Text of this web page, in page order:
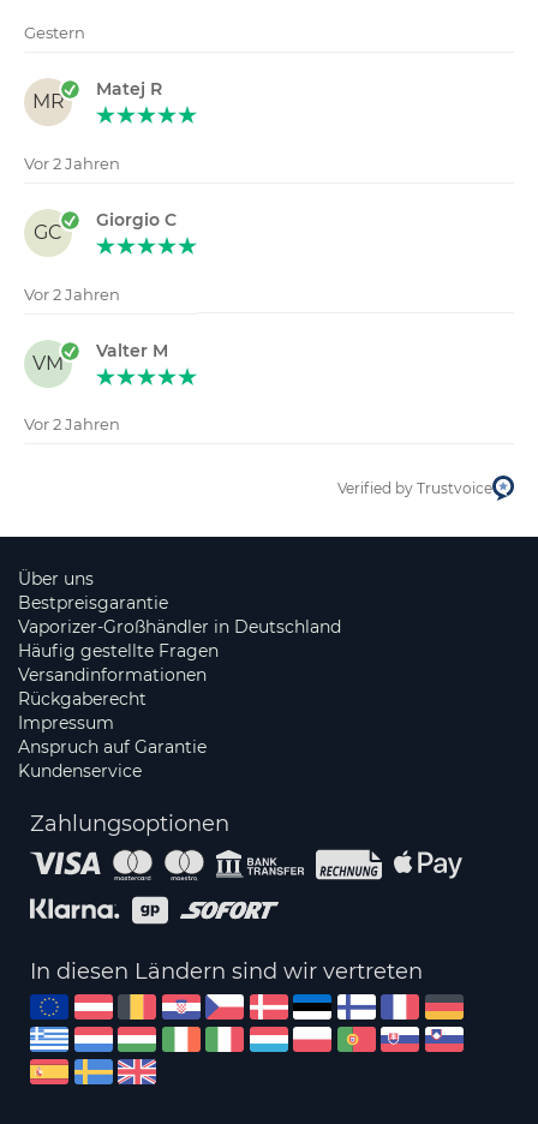
Gestern
MR
Matej R
Vor 2 Jahren
GC
Giorgio C
Vor 2 Jahren
VM
Valter M
Vor 2 Jahren
Verified by Trustvoice
Über uns
Bestpreisgarantie
Vaporizer-Großhändler in Deutschland
Häufig gestellte Fragen
Versandinformationen
Rückgaberecht
Impressum
Anspruch auf Garantie
Kundenservice
Zahlungsoptionen
In diesen Ländern sind wir vertreten